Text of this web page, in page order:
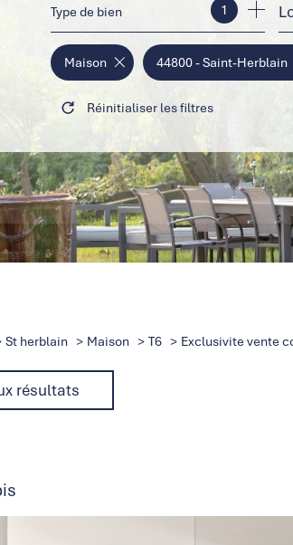
de
de
Type de bien 1
Maison 44800 - Saint-Herblain
Réinitialiser les filtres
St herblain Maison T6 Exclusivite vente
résultats